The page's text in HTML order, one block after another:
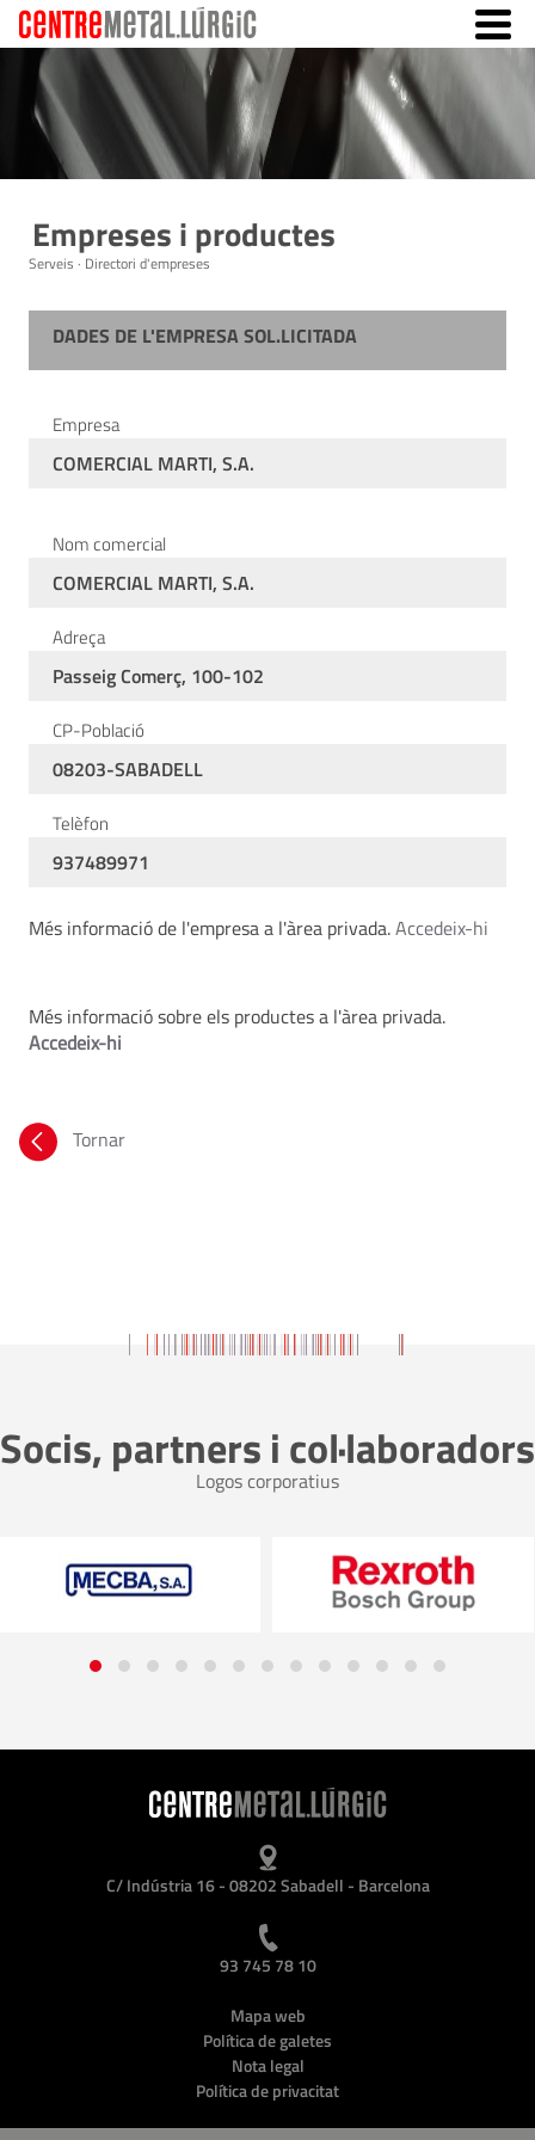
Empreses i productes
Serveis · Directori d'empreses
DADES DE L'EMPRESA SOL.LICITADA
Empresa
COMERCIAL MARTI, S.A.
Nom comercial
COMERCIAL MARTI, S.A.
Adreça
Passeig Comerç, 100-102
CP-Població
08203-SABADELL
Telèfon
937489971
Més informació de l'empresa a l'àrea privada.Accedeix-hi
Més informació sobre els productes a l'àrea privada.
Accedeix-hi
Tornar
Socis, partners i col·laboradors
Logos corporatius
C/ Indústria 16 - 08202 Sabadell - Barcelona
93 745 78 10
Mapa web
Política de galetes
Nota legal
Política de privacitat